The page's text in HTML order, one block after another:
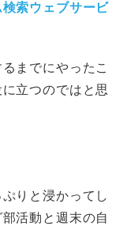
索ウェブサービ
までにやったこ
立つのではと思
りと浸かってし
活動と週末の自